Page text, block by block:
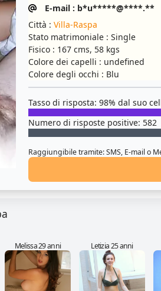
E-mail : b*u*****@****.**
Città : Villa-Raspa
Stato matrimoniale : Single
Fisico : 167 cms, 58 kgs
Colore dei capelli : undefined
Colore degli occhi : Blu
Tasso di risposta: 98% dal suo
Numero di risposte positive: 582
Raggiungibile tramite: SMS, E-mail o
Melissa 29 anni Letizia 25 anni